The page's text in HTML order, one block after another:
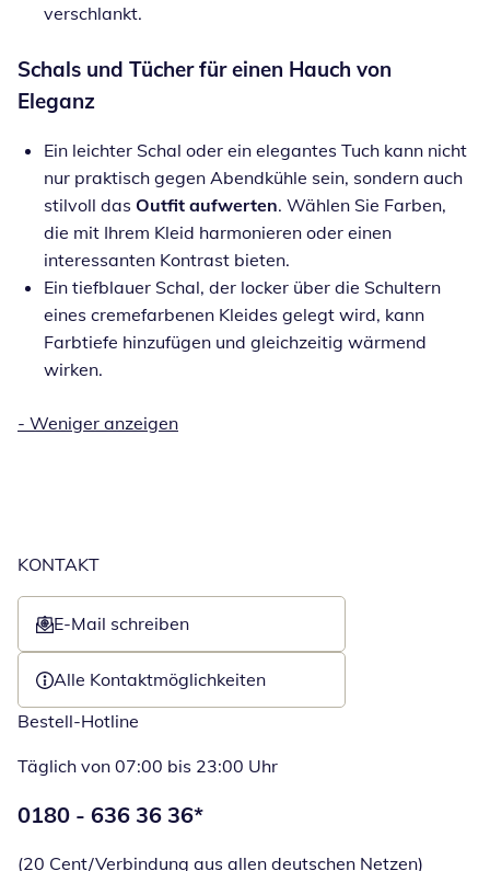
verschlankt.
Schals und Tücher für einen Hauch von
Eleganz
Ein leichter Schal oder ein elegantes Tuch kann nicht
nur praktisch gegen Abendkühle sein, sondern auch
stilvoll das Outfit aufwerten. Wählen Sie Farben,
die mit Ihrem Kleid harmonieren oder einen
interessanten Kontrast bieten.
Ein tiefblauer Schal, der locker über die Schultern
eines cremefarbenen Kleides gelegt wird, kann
Farbtiefe hinzufügen und gleichzeitig wärmend
wirken.
- Weniger anzeigen
KONTAKT
E-Mail schreiben
Öffnet E-Mail-Client
Alle Kontaktmöglichkeiten
Bestell-Hotline
Täglich von 07:00 bis 23:00 Uhr
Telefonnummer:
0180 - 636 36 36*
(20 Cent/Verbindung aus allen deutschen Netzen)